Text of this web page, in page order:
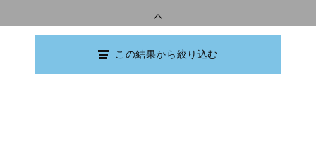
この結果から絞り込む
Copyright © Ishikawa Prefectural Library.